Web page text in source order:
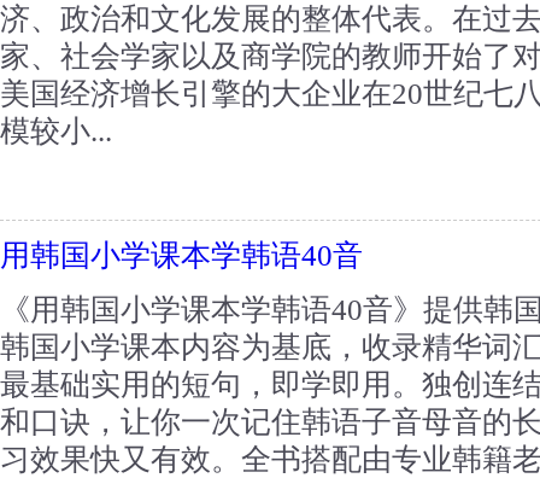
济、政治和文化发展的整体代表。在过
家、社会学家以及商学院的教师开始了
美国经济增长引擎的大企业在20世纪七
模较小...
用韩国小学课本学韩语40音
《用韩国小学课本学韩语40音》提供韩
韩国小学课本内容为基底，收录精华词
最基础实用的短句，即学即用。独创连
和口诀，让你一次记住韩语子音母音的
习效果快又有效。全书搭配由专业韩籍